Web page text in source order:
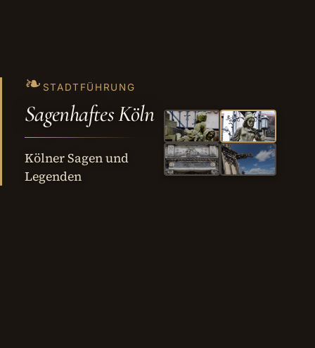
❧ STADTFÜHRUNG
Sagenhaftes Köln
Kölner Sagen und
Legenden